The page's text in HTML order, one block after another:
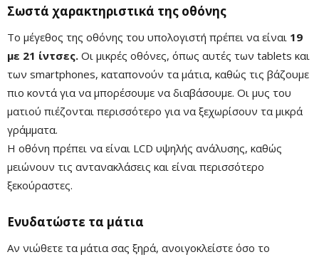
Σωστά χαρακτηριστικά της οθόνης
Το μέγεθος της οθόνης του υπολογιστή πρέπει να είναι 19
με 21 ίντσες. Οι μικρές οθόνες, όπως αυτές των tablets και
των smartphones, καταπονούν τα μάτια, καθώς τις βάζουμε
πιο κοντά για να μπορέσουμε να διαβάσουμε. Οι μυς του
ματιού πιέζονται περισσότερο για να ξεχωρίσουν τα μικρά
γράμματα.
Η οθόνη πρέπει να είναι LCD υψηλής ανάλυσης, καθώς
μειώνουν τις αντανακλάσεις και είναι περισσότερο
ξεκούραστες.
Ενυδατώστε τα μάτια
Αν νιώθετε τα μάτια σας ξηρά, ανοιγοκλείστε όσο το